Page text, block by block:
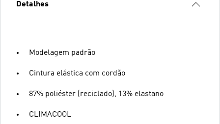
Detalhes
Modelagem padrão
Cintura elástica com cordão
87% poliéster (reciclado), 13% elastano
CLIMACOOL